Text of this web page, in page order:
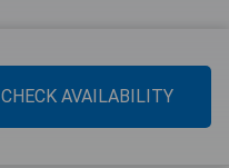
CHECK AVAILABILITY